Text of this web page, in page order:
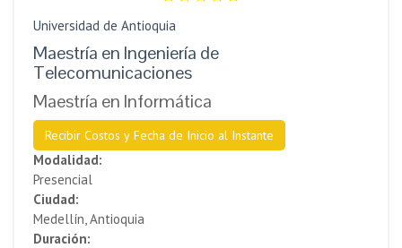
Universidad de Antioquia
Maestría en Ingeniería de
Telecomunicaciones
Maestría en Informática
Recibir Costos y Fecha de Inicio al Instante
Modalidad:
Presencial
Ciudad:
Medellín, Antioquia
Duración: